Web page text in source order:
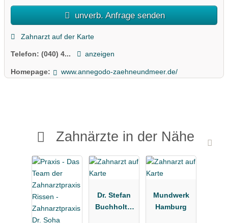
unverb. Anfrage senden
Zahnarzt auf der Karte
Telefon: (040) 4... anzeigen
Homepage: www.annegodo-zaehneundmeer.de/
Zahnärzte in der Nähe
Dr. Stefan
Buchholtz,
Mundwerk
Hamburg